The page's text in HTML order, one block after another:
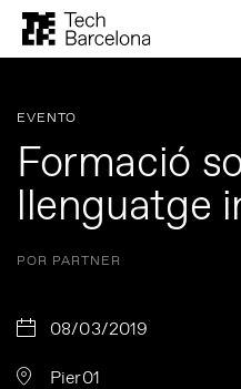
EVENTO
Formació
llenguatge
POR PARTNER
08/03/2019
Pier01